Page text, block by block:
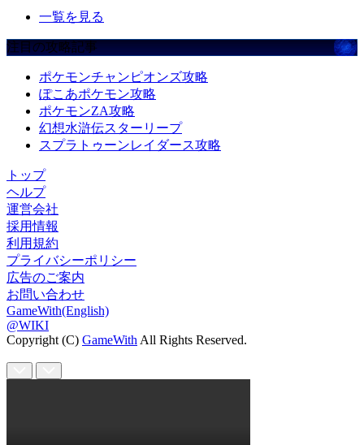
一覧を見る
注目の攻略記事
ポケモンチャンピオンズ攻略
ぽこあポケモン攻略
ポケモンZA攻略
幻想水滸伝スターリープ
スプラトゥーンレイダース攻略
トップ
ヘルプ
運営会社
採用情報
利用規約
プライバシーポリシー
広告のご案内
お問い合わせ
GameWith(English)
@WIKI
Copyright (C) GameWith All Rights Reserved.